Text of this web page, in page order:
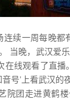
续一周每晚都
当晚，武汉爱
在线观看了直
号’上看武汉的
院团走进黄鹤